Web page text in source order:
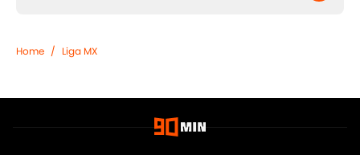
Home / Liga MX